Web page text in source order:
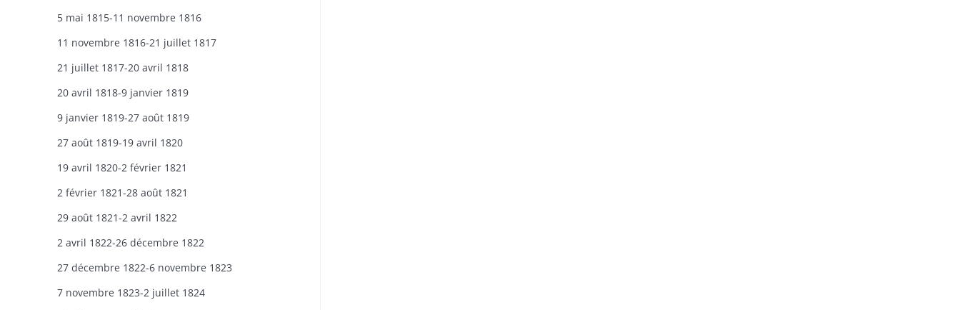
5 mai 1815-11 novembre 1816
11 novembre 1816-21 juillet 1817
21 juillet 1817-20 avril 1818
20 avril 1818-9 janvier 1819
9 janvier 1819-27 août 1819
27 août 1819-19 avril 1820
19 avril 1820-2 février 1821
2 février 1821-28 août 1821
29 août 1821-2 avril 1822
2 avril 1822-26 décembre 1822
27 décembre 1822-6 novembre 1823
7 novembre 1823-2 juillet 1824